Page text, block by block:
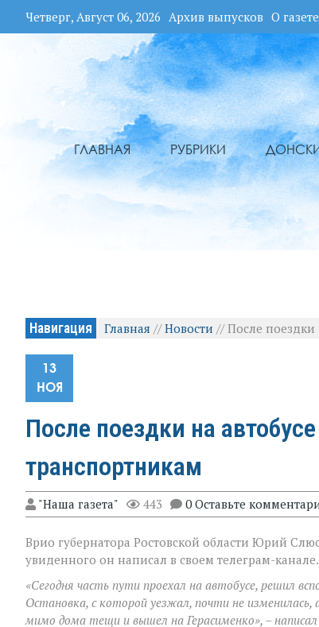
Четверг, Август 06, 2026 Архив выпусков О газете
ГЛАВНАЯ РУБРИКИ
Навигация Главная //Новости //После
13
НОЯ
После поездки на
транспортникам
"Наша газета" 443 0 Оставьте
Врио губернатора Ростовской области Юрий
увиденного он написал в своем телеграм-канале.
«Сегодня часть пути проехал на автобусе, решил
Остановка, с которой уезжал, почти не
мимо дома тещи и вышел на Герасименко», –